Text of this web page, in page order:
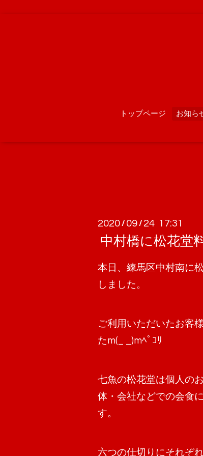
トップページ お知ら
2020 / 09 / 24 17:31
中村橋に松花堂
本日、練馬区中村南に
しました。
ご利用いただいたお客
たm(_ _)mﾍﾟｺﾘ
七魚の松花堂は個人の
体・会社などでの会食
す。
六つの仕切りにそれぞ